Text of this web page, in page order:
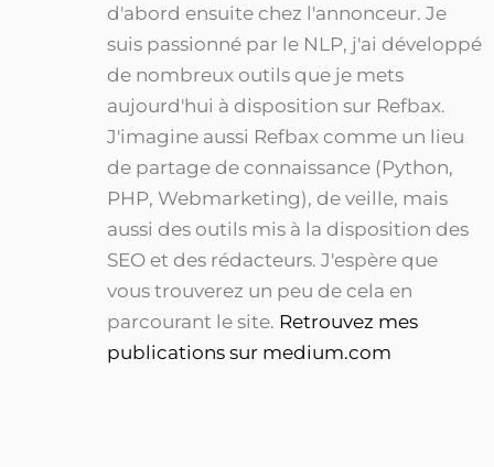
d'abord ensuite chez l'annonceur. Je
suis passionné par le NLP, j'ai développé
de nombreux outils que je mets
aujourd'hui à disposition sur Refbax.
J'imagine aussi Refbax comme un lieu
de partage de connaissance (Python,
PHP, Webmarketing), de veille, mais
aussi des outils mis à la disposition des
SEO et des rédacteurs. J'espère que
vous trouverez un peu de cela en
parcourant le site. Retrouvez mes
publications sur medium.com